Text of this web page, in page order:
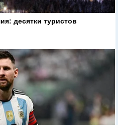
десятки туристов